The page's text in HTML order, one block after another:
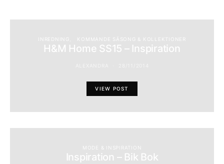
INREDNING KOMMANDE SÄSONG & KOLLEKTIONER
H&M Home SS15 – Inspiration
VIEW POST
MODE & INSPIRATION
Inspiration – Bik Bok